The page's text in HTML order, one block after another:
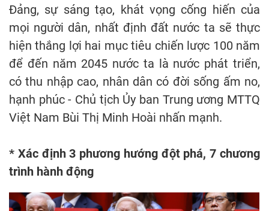
Đảng, sự sáng tạo, khát vọng cống hiến của
mọi người dân, nhất định đất nước ta sẽ thực
hiện thắng lợi hai mục tiêu chiến lược 100 năm
để đến năm 2045 nước ta là nước phát triển,
có thu nhập cao, nhân dân có đời sống ấm no,
hạnh phúc - Chủ tịch Ủy ban Trung ương MTTQ
Việt Nam Bùi Thị Minh Hoài nhấn mạnh.
* Xác định 3 phương hướng đột phá, 7 chương
trình hành động